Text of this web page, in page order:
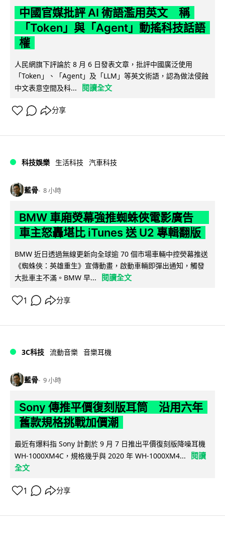
中國官媒批評 AI 術語濫用英文 稱
「Token」與「Agent」動搖科技話語
權
人民網旗下評論於 8 月 6 日發表文章，批評中國廣泛使用
「Token」、「Agent」及「LLM」等英文術語，認為做法侵蝕
中文表意空間及科...
閱讀全文
分享
科技娛樂 生活科技 汽車科技
藍骨 8 小時
BMW 車廂熒幕強推蜘蛛俠電影廣告
車主怒轟堪比 iTunes 送 U2 專輯翻版
BMW 近日透過無線更新向全球逾 70 個市場車輛中控熒幕推送
《蜘蛛俠：英雄重生》宣傳動畫，啟動車輛即彈出通知，觸發
大批車主不滿。BMW 早...
閱讀全文
1 分享
3C科技 流動音樂 音樂耳機
藍骨 9 小時
Sony 傳推平價復刻版耳筒 沿用六年
舊款規格挑戰加價潮
最近有爆料指 Sony 計劃於 9 月 7 日推出平價復刻版降噪耳機
WH-1000XM4C，規格幾乎與 2020 年 WH-1000XM4...
閱讀
全文
1 分享